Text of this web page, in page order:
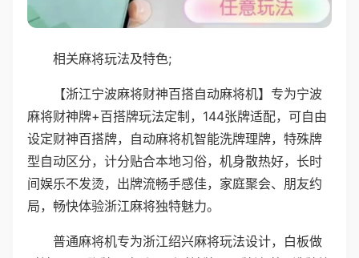
相关麻将玩法及特色;
【浙江宁波麻将财神百搭自动麻将机】专为宁波
麻将财神牌+百搭牌玩法定制，144张牌适配，可自由
设定财神百搭牌，自动麻将机智能洗牌理牌，特殊牌
型自动区分，计分贴合本地习俗，机身散热好，长时
间娱乐不发烫，出牌流畅手感佳，家庭聚会、朋友约
局，畅快体验浙江麻将独特魅力。
普通麻将机专为浙江绍兴麻将玩法设计，白板做